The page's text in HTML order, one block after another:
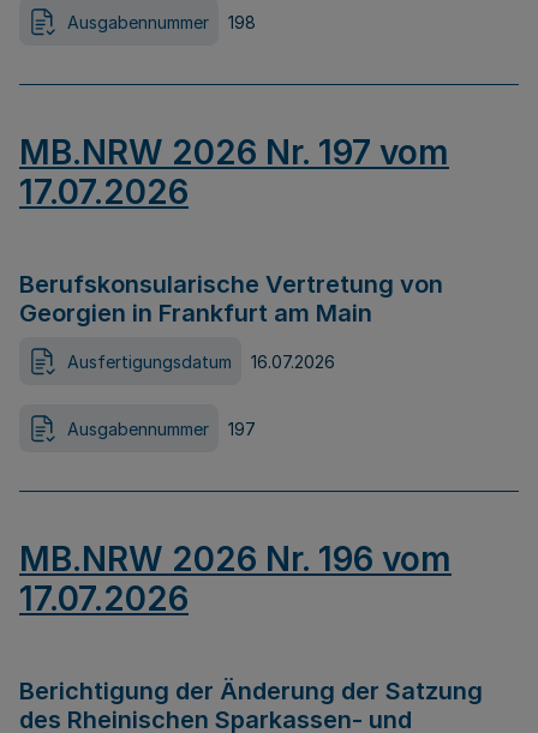
Ausgabennummer 198
MB.NRW 2026 Nr. 197 vom
17.07.2026
Berufskonsularische Vertretung von
Georgien in Frankfurt am Main
Ausfertigungsdatum 16.07.2026
Ausgabennummer 197
MB.NRW 2026 Nr. 196 vom
17.07.2026
Berichtigung der Änderung der Satzung
des Rheinischen Sparkassen- und